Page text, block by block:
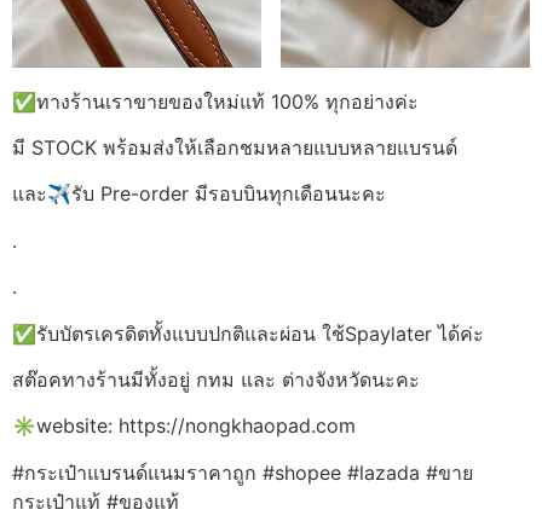
✅ทางร้านเราขายของใหม่แท้ 100% ทุกอย่างค่ะ
มี STOCK พร้อมส่งให้เลือกชมหลายแบบหลายแบรนด์
และ✈รับ Pre-order มีรอบบินทุกเดือนนะคะ
.
.
✅รับบัตรเครดิตทั้งแบบปกติและผ่อน ใช้Spaylater ได้ค่ะ
สต๊อคทางร้านมีทั้งอยู่ กทม และ ต่างจังหวัดนะคะ
✳️website: https://nongkhaopad.com
#กระเป๋าแบรนด์แนมราคาถูก #shopee #lazada #ขาย
กระเป๋าแท้ #ของแท้